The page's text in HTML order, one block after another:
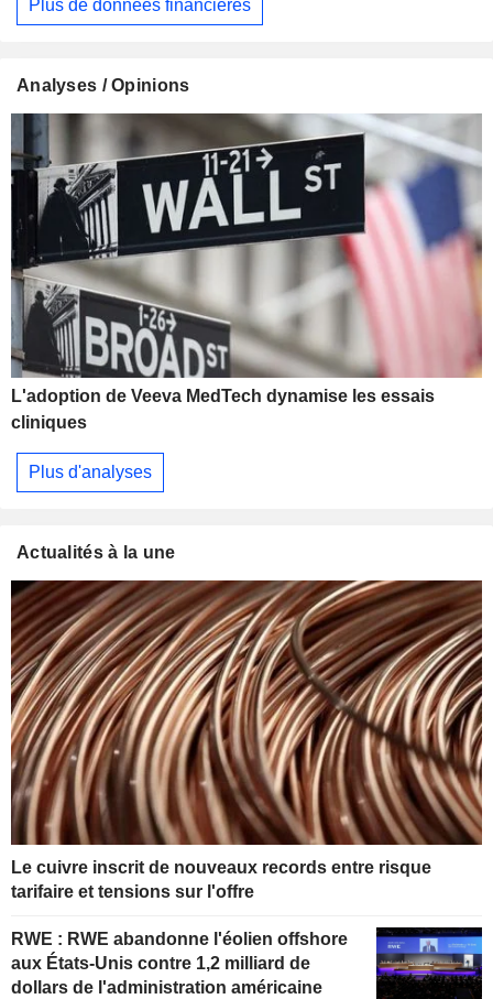
Plus de données financières
Analyses / Opinions
L'adoption de Veeva MedTech dynamise les essais
cliniques
Plus d'analyses
Actualités à la une
Le cuivre inscrit de nouveaux records entre risque
tarifaire et tensions sur l'offre
RWE : RWE abandonne l'éolien offshore
aux États-Unis contre 1,2 milliard de
dollars de l'administration américaine